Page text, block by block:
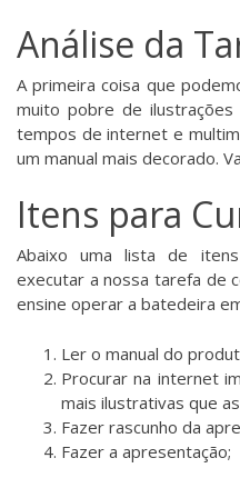
Análise da
A primeira coisa que
muito pobre de
tempos de internet e
um manual mais decorado.
Itens para
Abaixo uma lista de
executar a nossa tarefa de
ensine operar a batedeira
Ler o manual do
Procurar na internet
mais ilustrativas que
Fazer rascunho da
Fazer a apresentação;